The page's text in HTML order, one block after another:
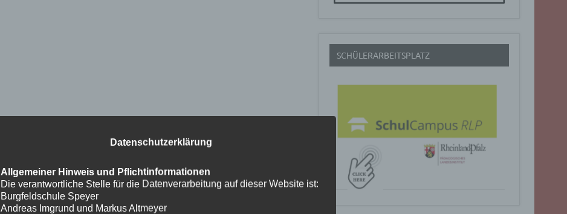
SCHÜLERARBEITSPLATZ
Datenschutzerklärung
Allgemeiner Hinweis und Pflichtinformationen
Die verantwortliche Stelle für die Datenverarbeitung auf dieser Website ist:
Burgfeldschule Speyer
Andreas Imgrund und Markus Altmeyer